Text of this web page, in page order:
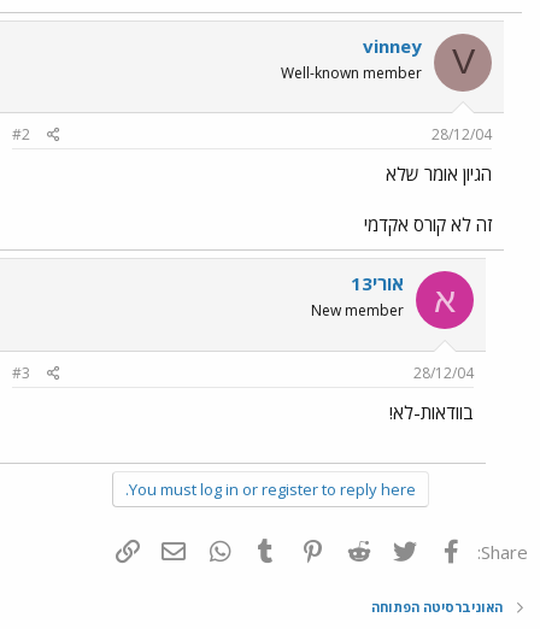
V
vinney
Well-known member
28/12/04
#2
הגיון אומר שלא
זה לא קורס אקדמי
א אורי13
New member
28/12/04
#3
בוודאות-לא!
You must log in or register to reply here.
Share: פייסבוק Twitter
Reddit
Pinterest
Tumblr
WhatsAppדואר אלקטרוני
האוניברסיטה הפתוחה